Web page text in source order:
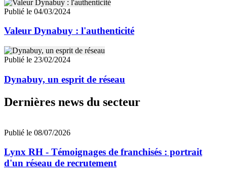
Publié le 04/03/2024
Valeur Dynabuy : l'authenticité
Publié le 23/02/2024
Dynabuy, un esprit de réseau
Dernières news du secteur
Publié le 08/07/2026
Lynx RH - Témoignages de franchisés : portrait
d'un réseau de recrutement